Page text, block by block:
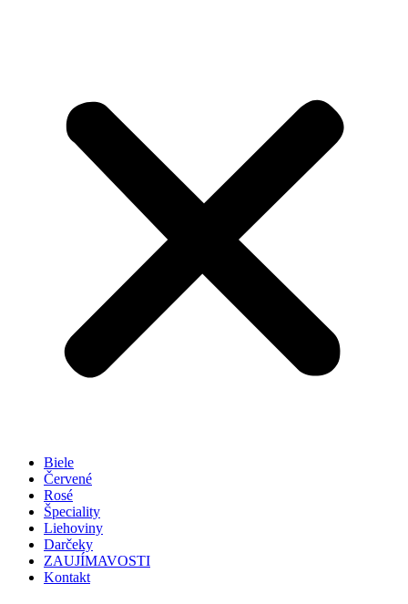
Biele
Červené
Rosé
Špeciality
Liehoviny
Darčeky
ZAUJÍMAVOSTI
Kontakt